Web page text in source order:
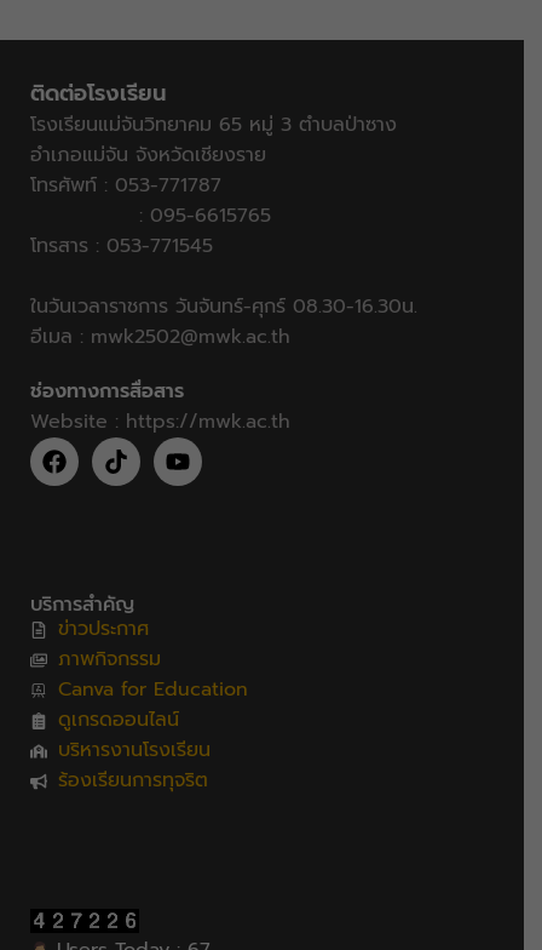
ติดต่อโรงเรียน
โรงเรียนแม่จันวิทยาคม 65 หมู่ 3 ตำบลป่าซาง
อำเภอแม่จัน จังหวัดเชียงราย
โทรศัพท์ : 053-771787
: 095-6615765
โทรสาร : 053-771545
ในวันเวลาราชการ วันจันทร์-ศุกร์ 08.30-16.30น.
อีเมล : mwk2502@mwk.ac.th
ช่องทางการสื่อสาร
Website : https://mwk.ac.th
บริการสำคัญ
ข่าวประกาศ
ภาพกิจกรรม
Canva for Education
ดูเกรดออนไลน์
บริหารงานโรงเรียน
ร้องเรียนการทุจริต